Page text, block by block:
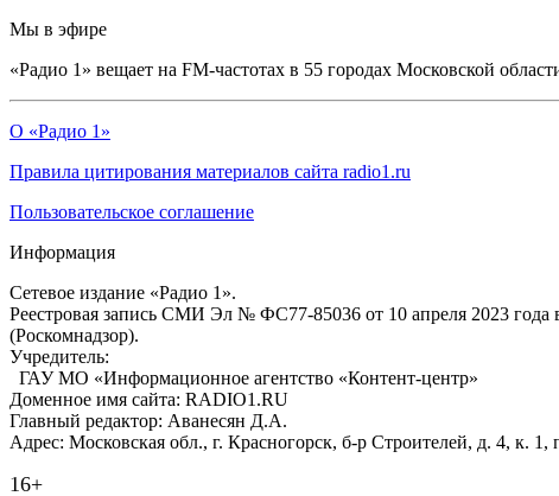
Мы в эфире
«Радио 1» вещает на FM-частотах в 55 городах Московской
О «Радио 1»
Правила цитирования материалов сайта radio1.ru
Пользовательское соглашение
Информация
Сетевое издание «Радио 1».
Реестровая запись СМИ Эл № ФС77-85036 от 10 апреля 2023
(Роскомнадзор).
Учредитель:
ГАУ МО «Информационное агентство «Контент-центр»
Доменное имя сайта: RADIO1.RU
Главный редактор: Аванесян Д.А.
Адрес: Московская обл., г. Красногорск, б-р Строителей, д. 4, к.
16+